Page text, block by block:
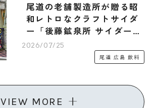
尾道の老舗製造所が贈る昭
和レトロなクラフトサイダ
ー「後藤鉱泉所 サイダー6
種12本 旅サラダマルシェオ
リジナルセット」
2026/07/25
尾道 広島 飲料
VIEW MORE